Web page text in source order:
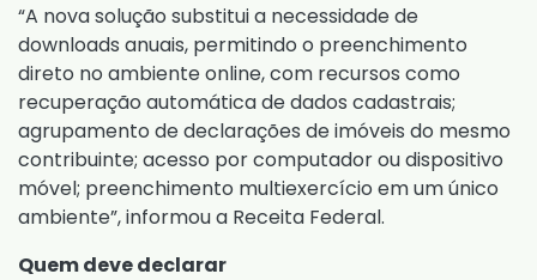
“A nova solução substitui a necessidade de
downloads anuais, permitindo o preenchimento
direto no ambiente online, com recursos como
recuperação automática de dados cadastrais;
agrupamento de declarações de imóveis do mesmo
contribuinte; acesso por computador ou dispositivo
móvel; preenchimento multiexercício em um único
ambiente”, informou a Receita Federal.
Quem deve declarar